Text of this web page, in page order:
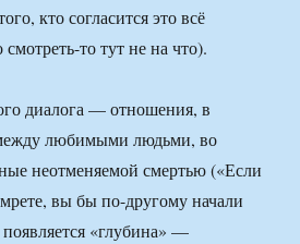
кто согласится это всё
то тут не на что).
диалога — отношения, в
любимыми людьми, во
неотменяемой смертью («Если
вы бы по-другому начали
«глубина» —